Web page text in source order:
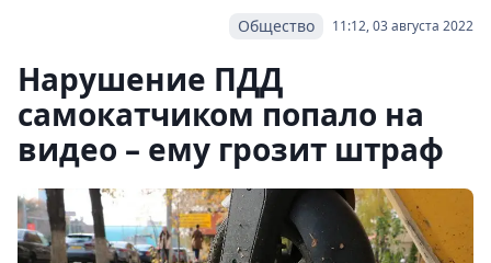
11:12, 03 августа 2022
Общество
Нарушение ПДД
самокатчиком попало на
видео – ему грозит штраф